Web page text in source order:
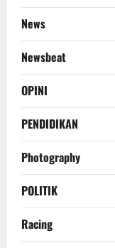
News
Newsbeat
OPINI
PENDIDIKAN
Photography
POLITIK
Racing